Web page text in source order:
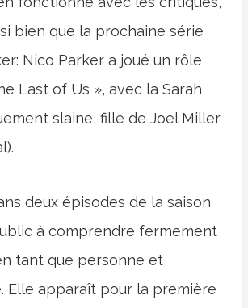
bien que la prochaine série
Nico Parker a joué un rôle
Last of Us », avec la Sarah
slaine, fille de Joel Miller
deux épisodes de la saison
à comprendre fermement
tant que personne et
Elle apparaît pour la première